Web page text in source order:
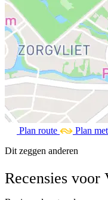
Plan route
Plan
Dit zeggen anderen
Recensies